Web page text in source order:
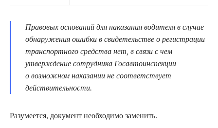
Правовых оснований для наказания водителя в случае
обнаружения ошибки в свидетельстве о регистрации
транспортного средства нет, в связи с чем
утверждение сотрудника Госавтоинспекции
о возможном наказании не соответствует
действительности.
Разумеется, документ необходимо заменить.